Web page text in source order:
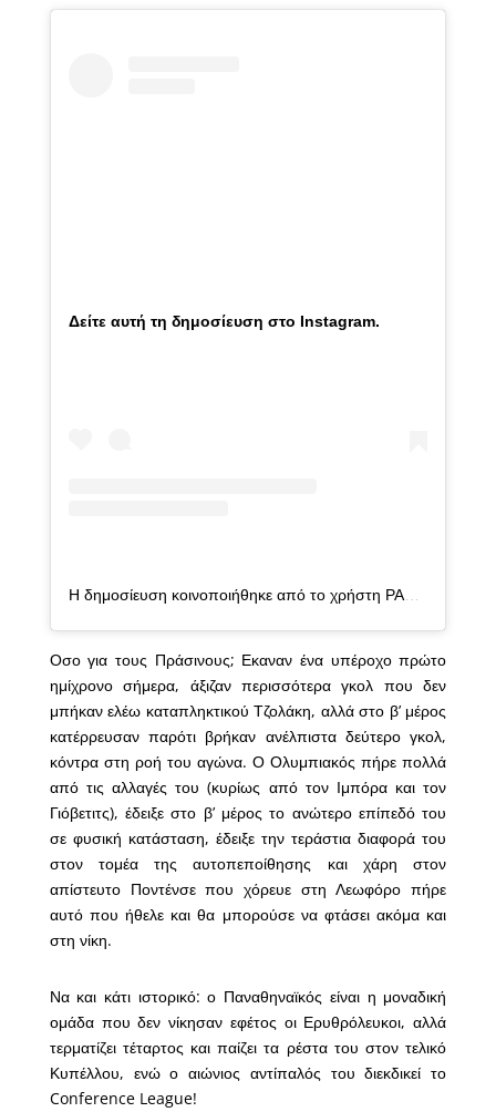
Δείτε αυτή τη δημοσίευση στο Instagram.
Η δημοσίευση κοινοποιήθηκε από το χρήστη PAOK FC (@paok_fc)
Οσο για τους Πράσινους; Εκαναν ένα υπέροχο πρώτο
ημίχρονο σήμερα, άξιζαν περισσότερα γκολ που δεν
μπήκαν ελέω καταπληκτικού Τζολάκη, αλλά στο β’ μέρος
κατέρρευσαν παρότι βρήκαν ανέλπιστα δεύτερο γκολ,
κόντρα στη ροή του αγώνα. Ο Ολυμπιακός πήρε πολλά
από τις αλλαγές του (κυρίως από τον Ιμπόρα και τον
Γιόβετιτς), έδειξε στο β’ μέρος το ανώτερο επίπεδό του
σε φυσική κατάσταση, έδειξε την τεράστια διαφορά του
στον τομέα της αυτοπεποίθησης και χάρη στον
απίστευτο Ποντένσε που χόρευε στη Λεωφόρο πήρε
αυτό που ήθελε και θα μπορούσε να φτάσει ακόμα και
στη νίκη.
Να και κάτι ιστορικό: ο Παναθηναϊκός είναι η μοναδική
ομάδα που δεν νίκησαν εφέτος οι Ερυθρόλευκοι, αλλά
τερματίζει τέταρτος και παίζει τα ρέστα του στον τελικό
Κυπέλλου, ενώ ο αιώνιος αντίπαλός του διεκδικεί το
Conference League!